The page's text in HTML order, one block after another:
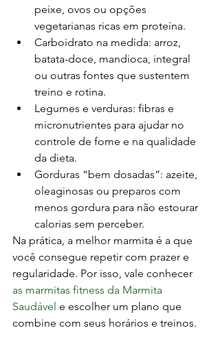
peixe, ovos ou opções
vegetarianas ricas em proteína.
Carboidrato na medida: arroz,
batata-doce, mandioca, integral
ou outras fontes que sustentem
treino e rotina.
Legumes e verduras: fibras e
micronutrientes para ajudar no
controle de fome e na qualidade
da dieta.
Gorduras “bem dosadas”: azeite,
oleaginosas ou preparos com
menos gordura para não estourar
calorias sem perceber.
Na prática, a melhor marmita é a que
você consegue repetir com prazer e
regularidade. Por isso, vale conhecer
as marmitas fitness da Marmita
Saudável e escolher um plano que
combine com seus horários e treinos.